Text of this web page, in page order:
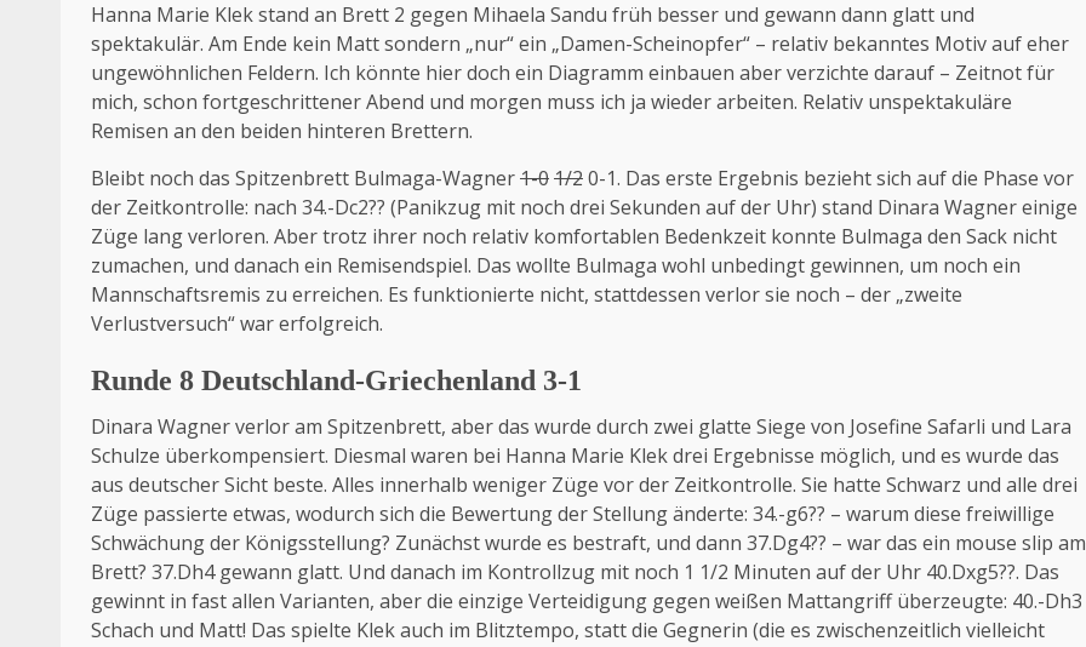
Hanna Marie Klek stand an Brett 2 gegen Mihaela Sandu früh besser und gewann dann glatt und
spektakulär. Am Ende kein Matt sondern „nur“ ein „Damen-Scheinopfer“ – relativ bekanntes Motiv auf eher
ungewöhnlichen Feldern. Ich könnte hier doch ein Diagramm einbauen aber verzichte darauf – Zeitnot für
mich, schon fortgeschrittener Abend und morgen muss ich ja wieder arbeiten. Relativ unspektakuläre
Remisen an den beiden hinteren Brettern.
Bleibt noch das Spitzenbrett Bulmaga-Wagner1-01/20-1. Das erste Ergebnis bezieht sich auf die Phase vor
der Zeitkontrolle: nach 34.-Dc2?? (Panikzug mit noch drei Sekunden auf der Uhr) stand Dinara Wagner einige
Züge lang verloren. Aber trotz ihrer noch relativ komfortablen Bedenkzeit konnte Bulmaga den Sack nicht
zumachen, und danach ein Remisendspiel. Das wollte Bulmaga wohl unbedingt gewinnen, um noch ein
Mannschaftsremis zu erreichen. Es funktionierte nicht, stattdessen verlor sie noch – der „zweite
Verlustversuch“ war erfolgreich.
Runde 8 Deutschland-Griechenland 3-1
Dinara Wagner verlor am Spitzenbrett, aber das wurde durch zwei glatte Siege von Josefine Safarli und Lara
Schulze überkompensiert. Diesmal waren bei Hanna Marie Klek drei Ergebnisse möglich, und es wurde das
aus deutscher Sicht beste. Alles innerhalb weniger Züge vor der Zeitkontrolle. Sie hatte Schwarz und alle drei
Züge passierte etwas, wodurch sich die Bewertung der Stellung änderte: 34.-g6?? – warum diese freiwillige
Schwächung der Königsstellung? Zunächst wurde es bestraft, und dann 37.Dg4?? – war das ein mouse slip am
Brett? 37.Dh4 gewann glatt. Und danach im Kontrollzug mit noch 1 1/2 Minuten auf der Uhr 40.Dxg5??. Das
gewinnt in fast allen Varianten, aber die einzige Verteidigung gegen weißen Mattangriff überzeugte: 40.-Dh3
Schach und Matt! Das spielte Klek auch im Blitztempo, statt die Gegnerin (die es zwischenzeitlich vielleicht